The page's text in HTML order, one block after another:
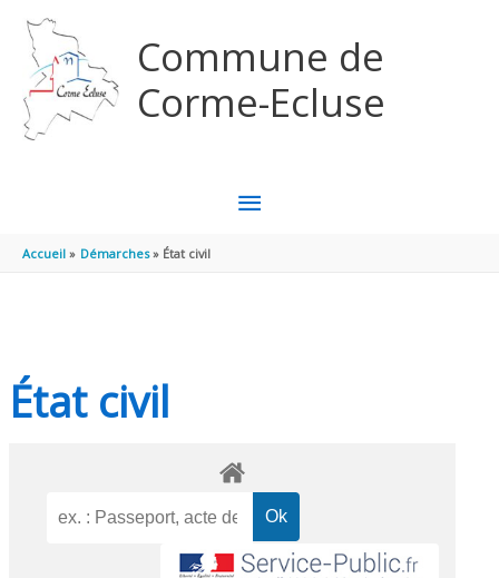
Commune de
Corme-Ecluse
MENU
Accueil Démarches État civil
État civil